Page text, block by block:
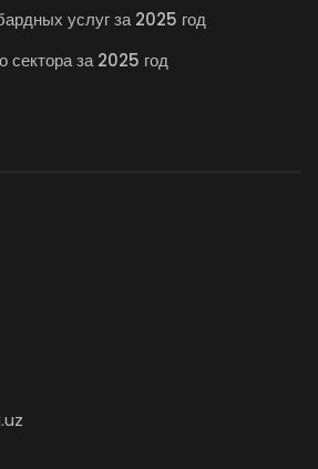
услуг за 2025 год
сектора за 2025 год